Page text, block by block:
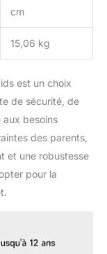
cm
15,06 kg
est un choix
de sécurité, de
besoins
des parents,
et une robustesse
pour la